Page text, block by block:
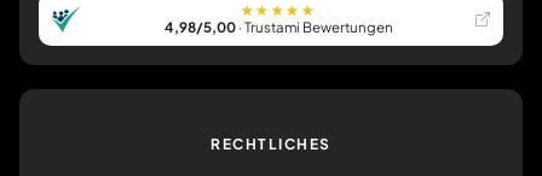
★★★★★
4,98/5,00· Trustami Bewertungen
RECHTLICHES